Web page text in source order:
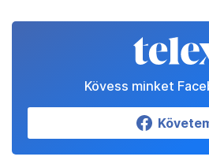
Kövess minket